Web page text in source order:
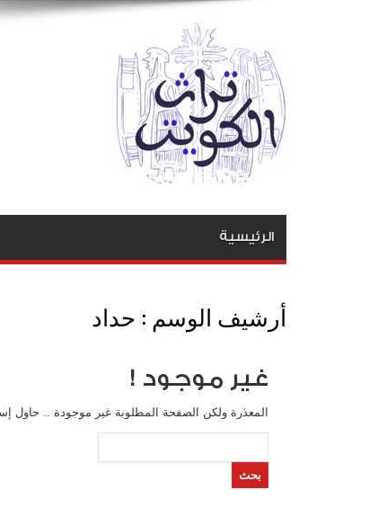
الرئيسية
أرشيف الوسم : حداد
غير موجود !
المعذرة ولكن الصفحة المطلوبة غير موجودة .. حاول